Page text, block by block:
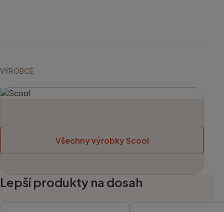
VÝROBCE
Všechny výrobky Scool
Lepší produkty na dosah